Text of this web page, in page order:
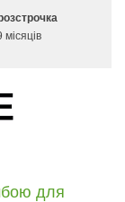
місяців
для